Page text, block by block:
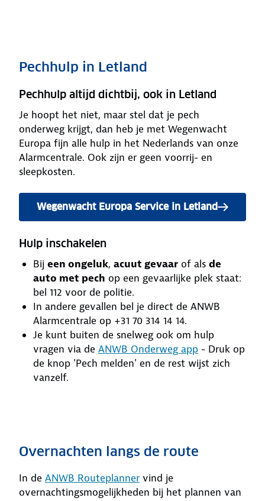
Pechhulp in Letland
Pechhulp altijd dichtbij, ook in Letland
Je hoopt het niet, maar stel dat je pech
onderweg krijgt, dan heb je met Wegenwacht
Europa fijn alle hulp in het Nederlands van onze
Alarmcentrale. Ook zijn er geen voorrij- en
sleepkosten.
Wegenwacht Europa Service in Letland
Hulp inschakelen
Bij een ongeluk, acuut gevaar of als de
auto met pech op een gevaarlijke plek staat:
bel 112 voor de politie.
In andere gevallen bel je direct de ANWB
Alarmcentrale op +31 70 314 14 14.
Je kunt buiten de snelweg ook om hulp
vragen via de ANWB Onderweg app - Druk op
de knop 'Pech melden' en de rest wijst zich
vanzelf.
Overnachten langs de route
In de ANWB Routeplanner vind je
overnachtingsmogelijkheden bij het plannen van